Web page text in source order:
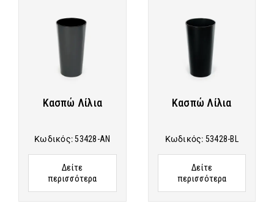
Κασπώ Λίλια
Κωδικός:53428-AN
Δείτε
περισσότερα
Κασπώ Λίλια
Κωδικός: 53428-BL
Δείτε
περισσότερα